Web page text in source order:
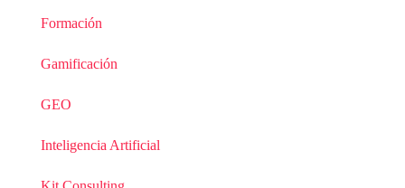
Formación
Gamificación
GEO
Inteligencia Artificial